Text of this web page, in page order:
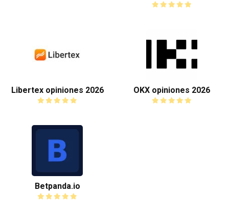
Libertex opiniones 2026 OKX opiniones 2026
Betpanda.io